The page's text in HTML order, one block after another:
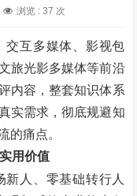
浏览 : 37 次
交互多媒体、影视包
旅光影多媒体等前沿
内容，整套知识体系
实需求，彻底规避知
的痛点。
用价值
人、零基础转行人